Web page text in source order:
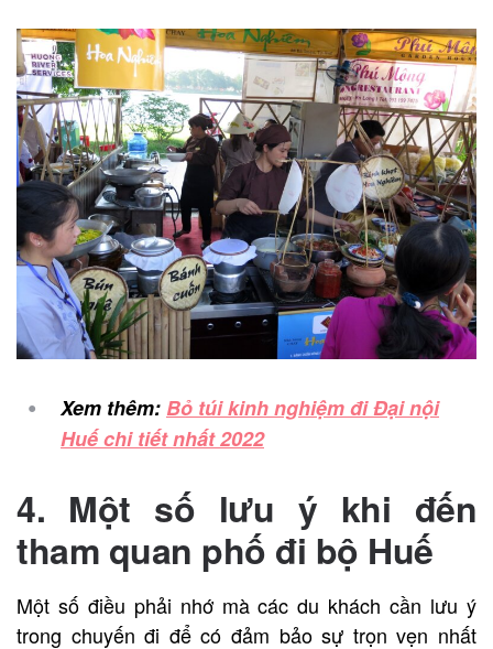
Xem thêm: Bỏ túi kinh nghiệm đi Đại nội
Huế chi tiết nhất 2022
4. Một số lưu ý khi đến
tham quan phố đi bộ Huế
Một số điều phải nhớ mà các du khách cần lưu ý
trong chuyến đi để có đảm bảo sự trọn vẹn nhất